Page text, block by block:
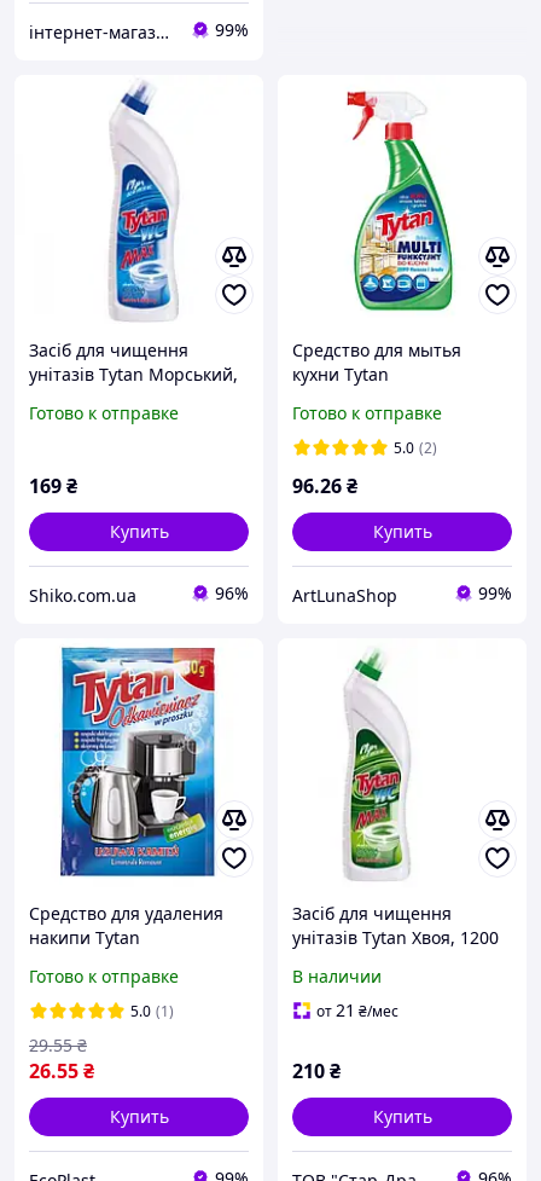
інтернет-магазин KLIK 99%
Засіб для чищення
унітазів Tytan Морський,
Готово к отправке
169₴
Купить
Shiko.com.ua 96%
Средство для мытья
кухни Tytan
Готово к отправке
5.0 (2)
96.26₴
Купить
ArtLunaShop 99%
Средство для удаления
накипи Tytan
Готово к отправке
5.0 (1)
26.55₴
29.55 ₴
Купить
Засіб для чищення
унітазів Tytan Хвоя, 1200
В наличии
от21 ₴/мес
210₴
Купить